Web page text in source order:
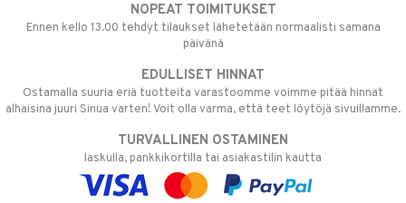
NOPEAT TOIMITUKSET
Ennen kello 13.00 tehdyt tilaukset lähetetään normaalisti samana
päivänä
EDULLISET HINNAT
Ostamalla suuria eriä tuotteita varastoomme voimme pitää hinnat
alhaisina juuri Sinua varten! Voit olla varma, että teet löytöjä sivuillamme.
TURVALLINEN OSTAMINEN
laskulla, pankkikortilla tai asiakastilin kautta